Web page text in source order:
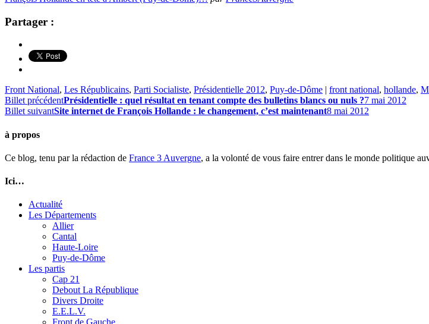
Partager :
Front National, Les Républicains, Parti Socialiste, Présidentielle 2012, Puy-de-Dôme | front national, hollande,
Billet précédentPrésidentielle : quel résultat en tenant compte des bulletins blancs ou nuls ?7 mai 2012
Billet suivantSite internet de François Hollande : le changement, c’est maintenant8 mai 2012
à propos
Ce blog, tenu par la rédaction de France 3 Auvergne, a la volonté de vous faire entrer dans le monde politique
Ici…
Actualité
Les Départements
Allier
Cantal
Haute-Loire
Puy-de-Dôme
Les partis
Cap 21
Debout La République
Divers Droite
E.E.L.V.